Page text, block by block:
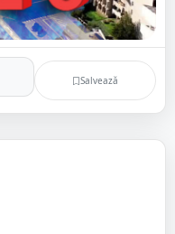
Salvează